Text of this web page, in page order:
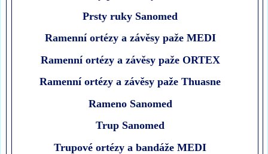
Prsty ruky Sanomed
Ramenní ortézy a závěsy paže MEDI
Ramenní ortézy a závěsy paže ORTEX
Ramenní ortézy a závěsy paže Thuasne
Rameno Sanomed
Trup Sanomed
Trupové ortézy a bandáže MEDI